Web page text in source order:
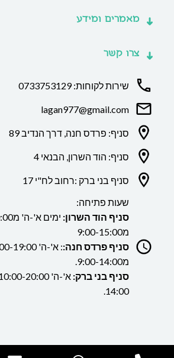
מאמרים ומידע
צרו קשר
שירות לקוחות: 0733753129
lagan977@gmail.com
סניף: פרדס חנה, דרך הנדיב 89
סניף: הוד השרון, הבנאי 4
סניף בני ברק :רחוב לח"י 17
שעות פתיחה:
סניף הוד השרון:
מ9:00-15:00
סניף פרדס חנה:
מ9:00-14:00.
סניף בני ברק:
14:00.